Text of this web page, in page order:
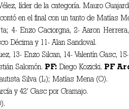
líder de la categoría. Mauro
en el final con un tanto de Matías
4- Enzo Caciorgna, 2- Aaron
Décima y 11- Alan Sandoval.
13- Enzo Silcan, 14- Valentín Gasc,
Salomón. PF: Diego Kozicki. PF
Silva (L); Matías Mena (O).
y 42’ Gasc por Gramajo.